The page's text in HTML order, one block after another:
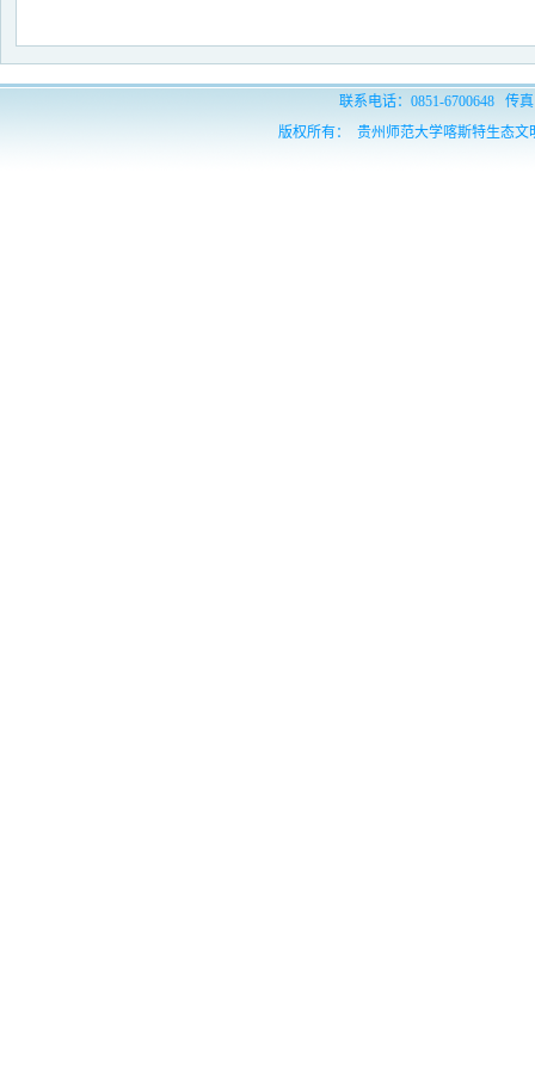
联系电话：0851-6700648 传
版权所有： 贵州师范大学喀斯特生态文